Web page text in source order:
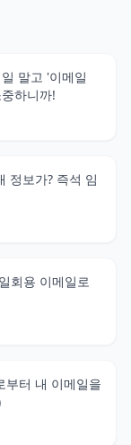
말고 '이메일
하니까!
정보가? 즉석 임
회용 이메일로
부터 내 이메일을